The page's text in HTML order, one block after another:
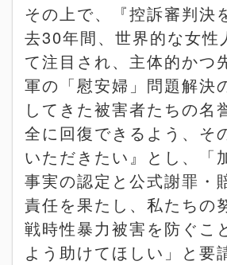
その上で、『控訴審判決
去30年間、世界的な女性
て注目され、主体的かつ
軍の「慰安婦」問題解決
してきた被害者たちの名
全に回復できるよう、そ
いただきたい』とし、「
事実の認定と公式謝罪・
責任を果たし、私たちの
戦時性暴力被害を防ぐこ
よう助けてほしい」と要